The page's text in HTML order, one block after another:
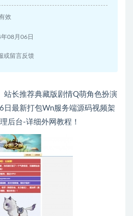
效
08月06日
或留言反馈
站长推荐典藏版剧情Q萌角色扮演
最新打包Wn服务端源码视频架
后台-详细外网教程！